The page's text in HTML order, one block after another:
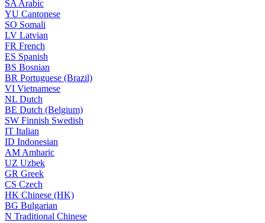
SA Arabic
YU Cantonese
SO Somali
LV Latvian
FR French
ES Spanish
BS Bosnian
BR Portuguese (Brazil)
VI Vietnamese
NL Dutch
BE Dutch (Belgium)
SW Finnish Swedish
IT Italian
ID Indonesian
AM Amharic
UZ Uzbek
GR Greek
CS Czech
HK Chinese (HK)
BG Bulgarian
N Traditional Chinese